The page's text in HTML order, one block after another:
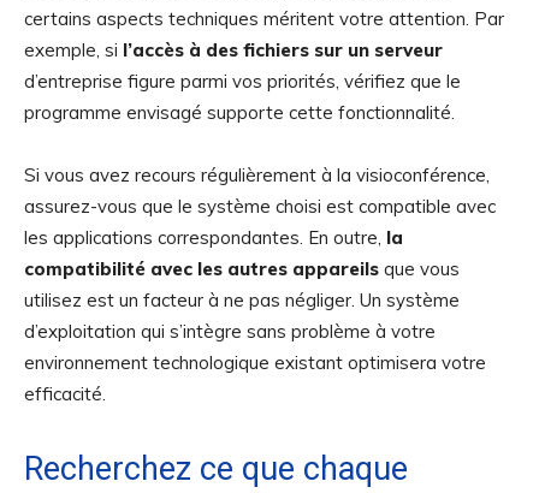
certains aspects techniques méritent votre attention. Par
exemple, si l’accès à des fichiers sur un serveur
d’entreprise figure parmi vos priorités, vérifiez que le
programme envisagé supporte cette fonctionnalité.
Si vous avez recours régulièrement à la visioconférence,
assurez-vous que le système choisi est compatible avec
les applications correspondantes. En outre, la
compatibilité avec les autres appareils que vous
utilisez est un facteur à ne pas négliger. Un système
d’exploitation qui s’intègre sans problème à votre
environnement technologique existant optimisera votre
efficacité.
Recherchez ce que chaque